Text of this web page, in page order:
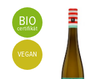
BIO
certifikát
VEGAN